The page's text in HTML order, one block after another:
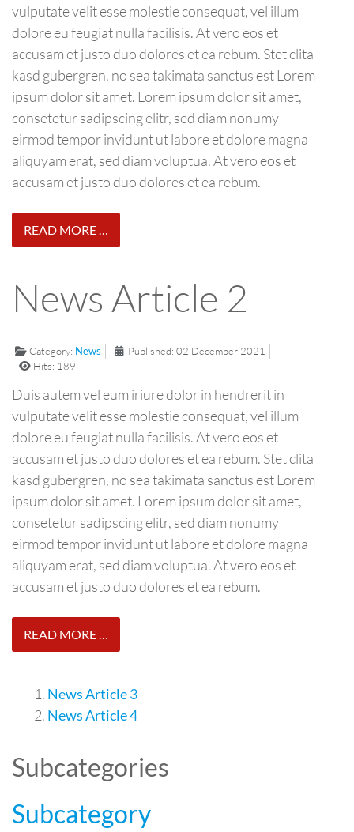
vulputate velit esse molestie consequat, vel illum
dolore eu feugiat nulla facilisis. At vero eos et
accusam et justo duo dolores et ea rebum. Stet clita
kasd gubergren, no sea takimata sanctus est Lorem
ipsum dolor sit amet. Lorem ipsum dolor sit amet,
consetetur sadipscing elitr, sed diam nonumy
eirmod tempor invidunt ut labore et dolore magna
aliquyam erat, sed diam voluptua. At vero eos et
accusam et justo duo dolores et ea rebum.
READ MORE …
News Article 2
Category: News
Published: 02 December 2021
Hits: 189
Duis autem vel eum iriure dolor in hendrerit in
vulputate velit esse molestie consequat, vel illum
dolore eu feugiat nulla facilisis. At vero eos et
accusam et justo duo dolores et ea rebum. Stet clita
kasd gubergren, no sea takimata sanctus est Lorem
ipsum dolor sit amet. Lorem ipsum dolor sit amet,
consetetur sadipscing elitr, sed diam nonumy
eirmod tempor invidunt ut labore et dolore magna
aliquyam erat, sed diam voluptua. At vero eos et
accusam et justo duo dolores et ea rebum.
READ MORE …
News Article 3
News Article 4
Subcategories
Subcategory